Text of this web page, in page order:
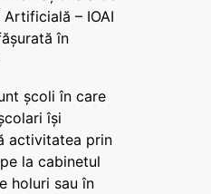
– IOAI
în
școli în care
își
activitatea prin
la cabinetul
holuri sau în